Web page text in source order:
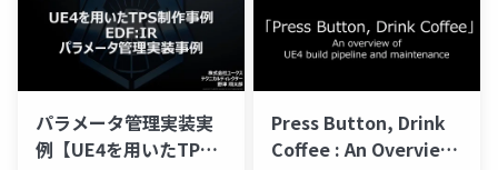
パラメータ管理実装実
例【UE4を用いたTPS
Press Button, Drink
Coffee : An Overview